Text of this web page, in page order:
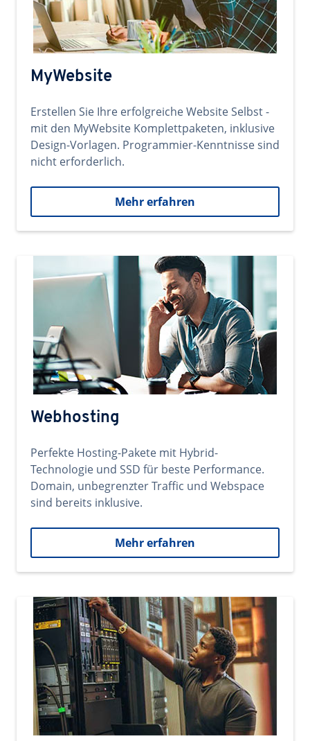
MyWebsite
Erstellen Sie Ihre erfolgreiche Website Selbst -
mit den MyWebsite Komplettpaketen, inklusive
Design-Vorlagen. Programmier-Kenntnisse sind
nicht erforderlich.
Mehr erfahren
Webhosting
Perfekte Hosting-Pakete mit Hybrid-
Technologie und SSD für beste Performance.
Domain, unbegrenzter Traffic und Webspace
sind bereits inklusive.
Mehr erfahren